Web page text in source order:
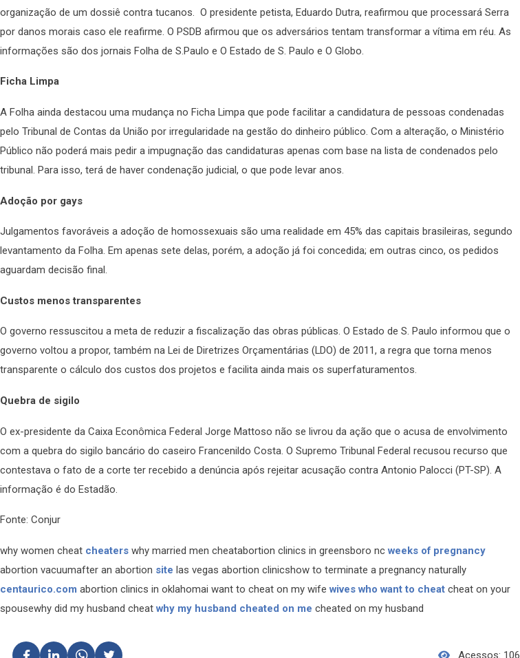
organização de um dossiê contra tucanos. O presidente petista, Eduardo Dutra, reafirmou que processará Serra
por danos morais caso ele reafirme. O PSDB afirmou que os adversários tentam transformar a vítima em réu. As
informações são dos jornais Folha de S.Paulo e O Estado de S. Paulo e O Globo.
Ficha Limpa
A Folha ainda destacou uma mudança no Ficha Limpa que pode facilitar a candidatura de pessoas condenadas
pelo Tribunal de Contas da União por irregularidade na gestão do dinheiro público. Com a alteração, o Ministério
Público não poderá mais pedir a impugnação das candidaturas apenas com base na lista de condenados pelo
tribunal. Para isso, terá de haver condenação judicial, o que pode levar anos.
Adoção por gays
Julgamentos favoráveis a adoção de homossexuais são uma realidade em 45% das capitais brasileiras, segundo
levantamento da Folha. Em apenas sete delas, porém, a adoção já foi concedida; em outras cinco, os pedidos
aguardam decisão final.
Custos menos transparentes
O governo ressuscitou a meta de reduzir a fiscalização das obras públicas. O Estado de S. Paulo informou que o
governo voltou a propor, também na Lei de Diretrizes Orçamentárias (LDO) de 2011, a regra que torna menos
transparente o cálculo dos custos dos projetos e facilita ainda mais os superfaturamentos.
Quebra de sigilo
O ex-presidente da Caixa Econômica Federal Jorge Mattoso não se livrou da ação que o acusa de envolvimento
com a quebra do sigilo bancário do caseiro Francenildo Costa. O Supremo Tribunal Federal recusou recurso que
contestava o fato de a corte ter recebido a denúncia após rejeitar acusação contra Antonio Palocci (PT-SP). A
informação é do Estadão.
Fonte: Conjur
why women cheat cheaters why married men cheatabortion clinics in greensboro nc weeks of pregnancy
abortion vacuumafter an abortion site las vegas abortion clinicshow to terminate a pregnancy naturally
centaurico.com abortion clinics in oklahomai want to cheat on my wife wives who want to cheat cheat on your
spousewhy did my husband cheat why my husband cheated on me cheated on my husband
Acessos: 106